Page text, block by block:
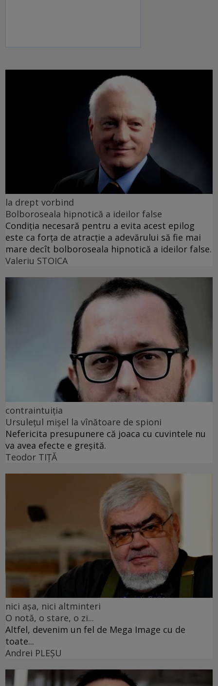
la drept vorbind
Bolboroseala hipnotică a ideilor false
Condiția necesară pentru a evita acest epilog
este ca forța de atracție a adevărului să fie mai
mare decît bolboroseala hipnotică a ideilor false.
Valeriu STOICA
contraintuiția
Ursulețul mișel la vînătoare de spioni
Nefericita presupunere că joaca cu cuvintele nu
va avea efecte e greșită.
Teodor TIŢĂ
nici așa, nici altminteri
O notă, o stare, o zi...
Altfel, devenim un fel de Mega Image cu de
toate...
Andrei PLEŞU